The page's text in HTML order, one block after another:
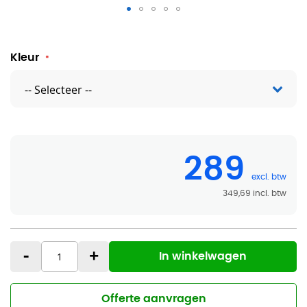
Roldeurkast Londen 105 x 120 cm
Kleur
289
349,69
- + In winkelwagen
Offerte aanvragen